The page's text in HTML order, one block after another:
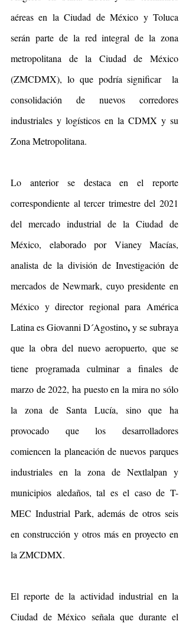
aéreas en la Ciudad de México y Toluca
serán parte de la red integral de la zona
metropolitana de la Ciudad de México
(ZMCDMX), lo que podría significar  la
consolidación de nuevos corredores
industriales y logísticos en la CDMX y su
Zona Metropolitana.
Lo anterior se destaca en el reporte
correspondiente al tercer trimestre del 2021
del mercado industrial de la Ciudad de
México, elaborado por Vianey Macías,
analista de la división de Investigación de
mercados de Newmark, cuyo presidente en
México y director regional para América
Latina es Giovanni D´Agostino, y se subraya
que la obra del nuevo aeropuerto, que se
tiene programada culminar a finales de
marzo de 2022, ha puesto en la mira no sólo
la zona de
Santa Lucía, sino que ha
provocado que los desarrolladores
comiencen la planeación de nuevos parques
industriales en la zona de Nextlalpan y
municipios aledaños, tal es el caso de T-
MEC Industrial Park, además de otros seis
en construcción y otros más en proyecto en
la ZMCDMX.
El reporte de la actividad industrial en la
Ciudad de México señala que durante el